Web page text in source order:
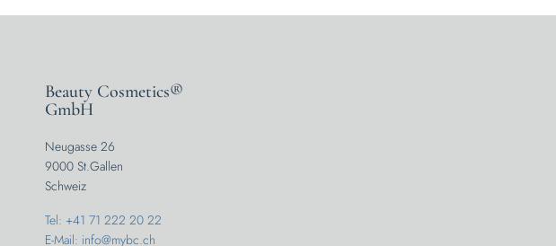
Beauty Cosmetics®
GmbH
Neugasse 26
9000 St.Gallen
Schweiz
Tel: +41 71 222 20 22
E-Mail: info@mybc.ch